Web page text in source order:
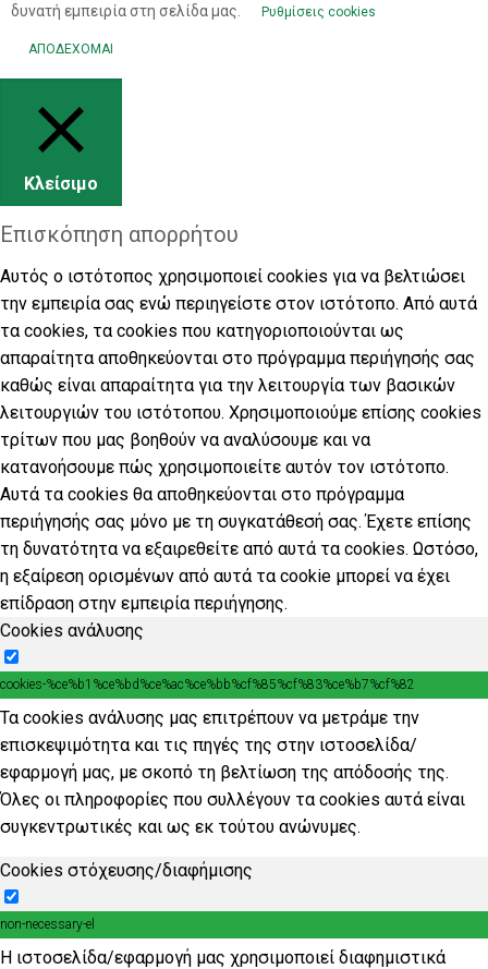
δυνατή εμπειρία στη σελίδα μας.
Ρυθμίσεις cookies
ΑΠΟΔΕΧΟΜΑΙ
Κλείσιμο
Επισκόπηση απορρήτου
Αυτός ο ιστότοπος χρησιμοποιεί cookies για να βελτιώσει
την εμπειρία σας ενώ περιηγείστε στον ιστότοπο. Από αυτά
τα cookies, τα cookies που κατηγοριοποιούνται ως
απαραίτητα αποθηκεύονται στο πρόγραμμα περιήγησής σας
καθώς είναι απαραίτητα για την λειτουργία των βασικών
λειτουργιών του ιστότοπου. Χρησιμοποιούμε επίσης cookies
τρίτων που μας βοηθούν να αναλύσουμε και να
κατανοήσουμε πώς χρησιμοποιείτε αυτόν τον ιστότοπο.
Αυτά τα cookies θα αποθηκεύονται στο πρόγραμμα
περιήγησής σας μόνο με τη συγκατάθεσή σας. Έχετε επίσης
τη δυνατότητα να εξαιρεθείτε από αυτά τα cookies. Ωστόσο,
η εξαίρεση ορισμένων από αυτά τα cookie μπορεί να έχει
επίδραση στην εμπειρία περιήγησης.
Cookies ανάλυσης
cookies-%ce%b1%ce%bd%ce%ac%ce%bb%cf%85%cf%83%ce%b7%cf%82
Τα cookies ανάλυσης μας επιτρέπουν να μετράμε την
επισκεψιμότητα και τις πηγές της στην ιστοσελίδα/
εφαρμογή μας, με σκοπό τη βελτίωση της απόδοσής της.
Όλες οι πληροφορίες που συλλέγουν τα cookies αυτά είναι
συγκεντρωτικές και ως εκ τούτου ανώνυμες.
Cookies στόχευσης/διαφήμισης
non-necessary-el
Η ιστοσελίδα/εφαρμογή μας χρησιμοποιεί διαφημιστικά